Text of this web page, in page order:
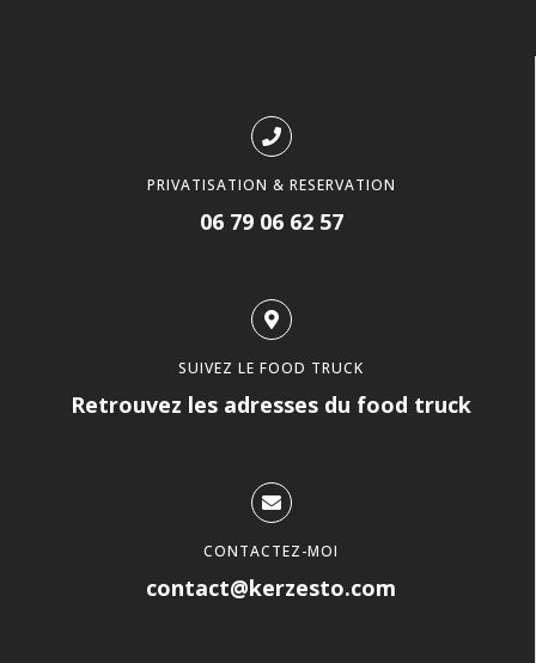
PRIVATISATION & RESERVATION
06 79 06 62 57
SUIVEZ LE FOOD TRUCK
Retrouvez les adresses du food truck
CONTACTEZ-MOI
contact@kerzesto.com